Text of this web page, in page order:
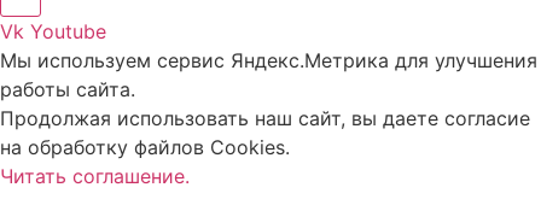
Vk Youtube
Мы используем сервис Яндекс.Метрика для улучшения
работы сайта.
Продолжая использовать наш сайт, вы даете согласие
на обработку файлов Cookies.
Читать соглашение.